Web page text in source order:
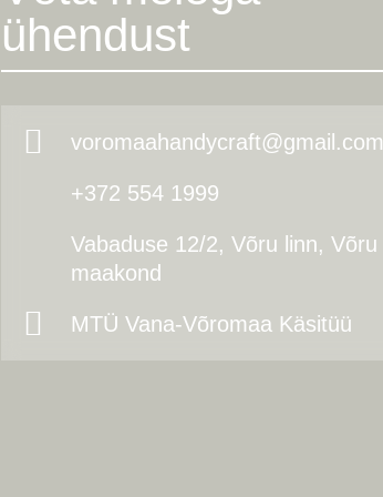
ühendust
voromaahandycraft@gmail.com
+372 554 1999
Vabaduse 12/2, Võru linn, Võru
maakond
MTÜ Vana-Võromaa Käsitüü